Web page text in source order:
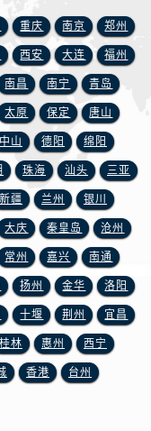
山西省长治市潞州区英雄中路浪琴售后服务中心（需提前预约）
山西省太原市迎泽区迎泽街道解放路15号亨得利名表维修授权店3楼浪琴售后服务中心（需提前预约）
天津市和平区赤峰道136号天津国际金融中心26层2603室浪琴售后服务中心（需提前预约）
安徽省安庆市迎江区人民路浪琴售后服务中心（需提前预约）
安徽省蚌埠市蚌山区淮河路浪琴售后服务中心（需提前预约）
安徽省亳州市谯城区魏武大道浪琴售后服务中心（需提前预约）
安徽省池州市贵池区长江路浪琴售后服务中心（需提前预约）
安徽省滁州市琅琊区南谯北路浪琴售后服务中心（需提前预约）
安徽省阜阳市颍州区颍州北路浪琴售后服务中心（需提前预约）
安徽省淮北市相山区淮海路浪琴售后服务中心（需提前预约）
安徽省淮南市田家庵区国庆中路浪琴售后服务中心（需提前预约）
安徽省黄山市屯溪区黄山西路浪琴售后服务中心（需提前预约）
安徽省六安市金安区解放中路浪琴售后服务中心（需提前预约）
安徽省马鞍山市雨山区湖南西路浪琴售后服务中心（需提前预约）
重庆 南京 郑州
西安 大连 福州
南昌 南宁 青岛
太原 保定 唐山
中山 德阳 绵阳
珠海 汕头 三亚
新疆 兰州 银川
大庆 秦皇岛 沧州
常州 嘉兴 南通
扬州 金华 洛阳
十堰 荆州 宜昌
桂林 惠州 西宁
香港 台州